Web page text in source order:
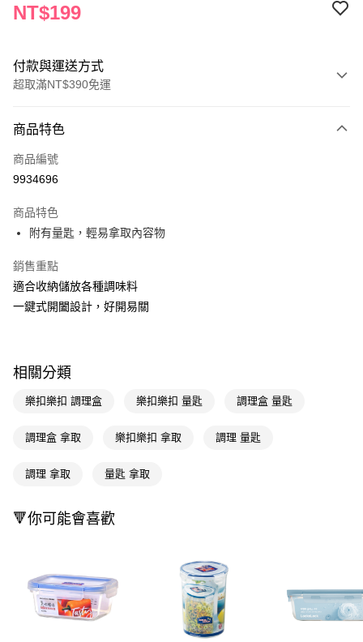
NT$199
付款與運送方式
超取滿NT$390免運
POYA支付
信用卡一次付款
LINE Pay
Apple Pay
街口支付
AFTEE先享後付
相關說明
AFTEE先享後付是「在收到商品之後才付款」的支付方式。 讓您購物簡單
便利好安心！
２．便利：只要手機號碼，簡訊認證，即可結帳。
【「AFTEE先享後付」結帳流程】
２．訂單成立數日內，您將收到繳費通知簡訊。
３．收到繳費通知簡訊後14天內，點擊此簡訊中的連結，可透過四大超商／
ATM／網路銀行／等多元方式進行付款，方視為交易完成。
※ 請注意：結帳手續完成當下不需立刻繳費，但若您需要取消訂單，請聯絡
購買商品的店家。未經商家同意取消之訂單仍視為有效，需透過AFTEE先享
運送方式
每筆NT$65，滿NT$390(含以上)免運費
每筆NT$65，滿NT$390(含以上)免運費
萊爾富取貨付款
每筆NT$65，滿NT$490(含以上)免運費
商品特色
商品編號
9934696
商品特色
附有量匙，輕易拿取內容物
銷售重點
適合收納儲放各種調味料
一鍵式開闔設計，好開易關
相關分類
樂扣樂扣 調理盒 樂扣樂扣 量匙 調理盒 量匙
調理盒 拿取 樂扣樂扣 拿取 調理 量匙
調理 拿取 量匙 拿取
🔻你可能會喜歡